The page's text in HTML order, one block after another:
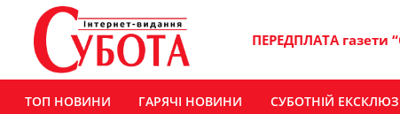
ПЕРЕДПЛАТА газети
ТОП НОВИНИ ГАРЯЧІ НОВИНИ СУБОТНІЙ